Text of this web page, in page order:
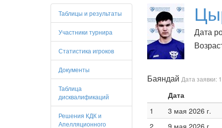
Таблицы и результаты
Участники турнира
Статистика игроков
Документы
Таблица
дисквалификаций
Решения КДК и
Апелляционного
Дата
Баяндай Дата заявки:
Дата
1
3 мая 2026 г.
2
9 мая 2026 г.